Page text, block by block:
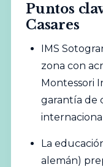
Puntos
Casares
IMS
zona con
Montessori
garantía de
La
alemán)